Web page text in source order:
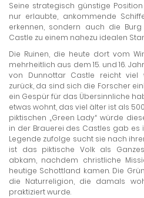
Seine strategisch günstige
nur erlaubte, ankommende
erkennen, sondern auch die
Castle zu einem nahezu idealen
Die Ruinen, die heute dort vom
mehrheitlich aus dem 15. und 16.
von Dunnottar Castle reicht viel
zurück, da sind sich die Forscher
ein Gespür für das Übersinnliche
etwas wohnt, das viel älter ist als
piktischen „Green Lady“ würde
in der Brauerei des Castles gab es
Legende zufolge sucht sie nach
ist das piktische Volk als
abkam, nachdem christliche
heutige Schottland kamen. Die
die Naturreligion, die damals
praktiziert wurde.